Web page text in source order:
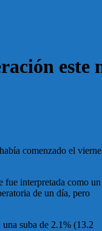
este
comenzado el
fue interpretada como un
de un día, pero
suba de 2.1% (13.2